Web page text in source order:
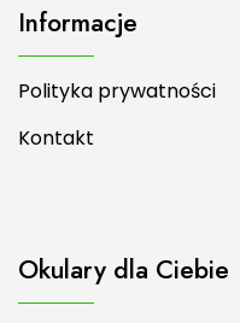
Informacje
Polityka prywatności
Kontakt
Okulary dla Ciebie